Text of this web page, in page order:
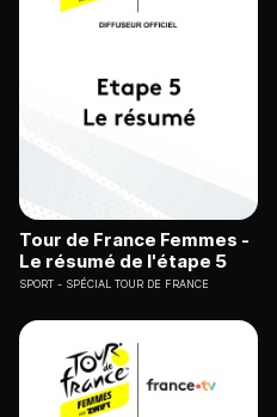
Tour de France Femmes -
Le résumé de l'étape 5
SPORT SPÉCIAL TOUR DE FRANCE